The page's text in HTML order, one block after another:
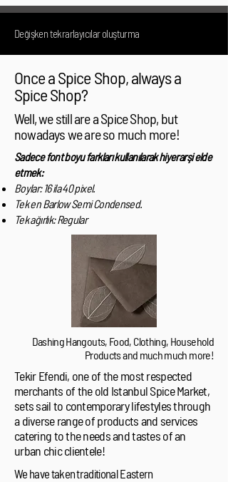
Değişken tekrarlayıcılar oluşturma
Once a Spice Shop, always a
Spice Shop?
Well, we still are a Spice Shop, but
nowadays we are so much more!
Sadece font boyu farkları kullanılarak hiyerarşi elde
etmek:
Boylar: 16 ila 40 pixel.
Tek en Barlow Semi Condensed.
Tek ağırlık: Regular
Dashing Hangouts, Food, Clothing, Household
Products and much much more!
Tekir Efendi, one of the most respected
merchants of the old Istanbul Spice Market,
sets sail to contemporary lifestyles through
a diverse range of products and services
catering to the needs and tastes of an
urban chic clientele!
We have taken traditional Eastern